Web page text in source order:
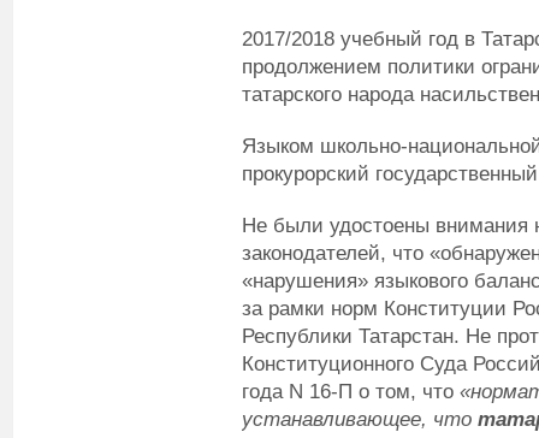
2017/2018 учебный год в
продолжением политики
татарского народа
Языком школьно-
прокурорский
Не были удостоены внимания
законодателей, что
«нарушения» языкового
за рамки норм Конституции
Республики Татарстан. Не
Конституционного Суда
года N 16-П о том, что «
устанавливающее, что